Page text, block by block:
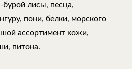
бурой лисы, песца,
пони, белки, морского
ассортимент кожи,
питона.